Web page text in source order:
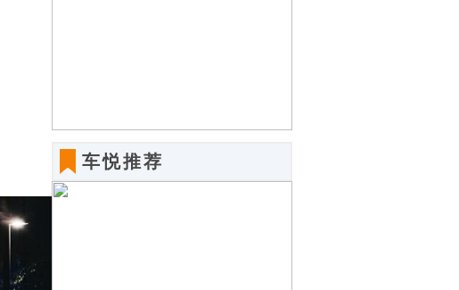
车悦推荐